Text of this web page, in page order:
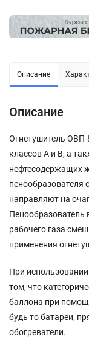
Описание
Описание
Огнетушитель
классов А и В, а
нефтесодержащих
пенообразователя
направляют на
Пенообразователь
рабочего газа
применения
При
том, что
баллона при
будь то батареи,
обогреватели.